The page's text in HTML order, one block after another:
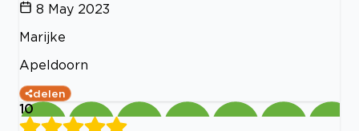
8 May 2023
Marijke
Apeldoorn
delen
10